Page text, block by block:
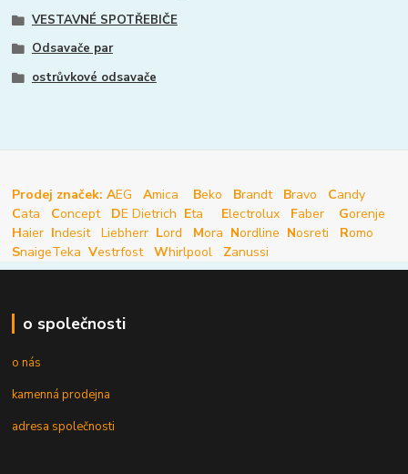
VESTAVNÉ SPOTŘEBIČE
Odsavače par
ostrůvkové odsavače
Prodej značek: AEG Amica Beko Brandt Bravo Candy
Cata Concept DE Dietrich Eta Electrolux Faber Gorenje
Haier Indesit Liebherr Lord Mora Nordline Nosreti Romo
SnaigeTeka Vestrfost Whirlpool Zanussi
o společnosti
o nás
kamenná prodejna
adresa společnosti